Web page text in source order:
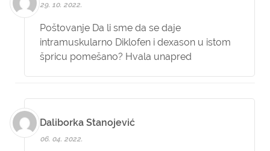
29. 10. 2022.
Poštovanje Da li sme da se daje
intramuskularno Diklofen i dexason u istom
špricu pomešano? Hvala unapred
Daliborka Stanojević
06. 04. 2022.